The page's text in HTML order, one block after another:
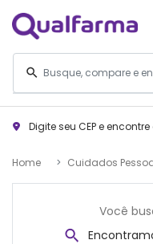
Digite seu CEP e
Home Cuidados
Você